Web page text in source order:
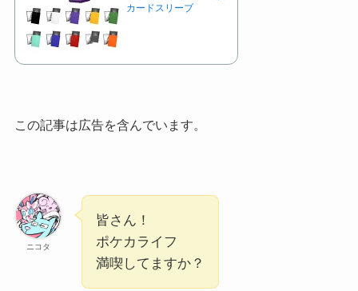
カードスリーブ
この記事は広告を含んでいます。
ニコタ
皆さん！
ポケカライフ
満喫してますか？